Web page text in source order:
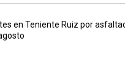
en Teniente Ruiz por